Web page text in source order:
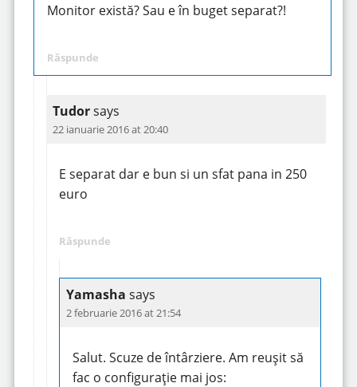
Monitor există? Sau e în buget separat?!
Răspunde
Tudorsays
22 ianuarie 2016 at 20:40
E separat dar e bun si un sfat pana in 250
euro
Răspunde
Yamasha says
2 februarie 2016 at 21:54
Salut. Scuze de întârziere. Am reușit să
fac o configurație mai jos: